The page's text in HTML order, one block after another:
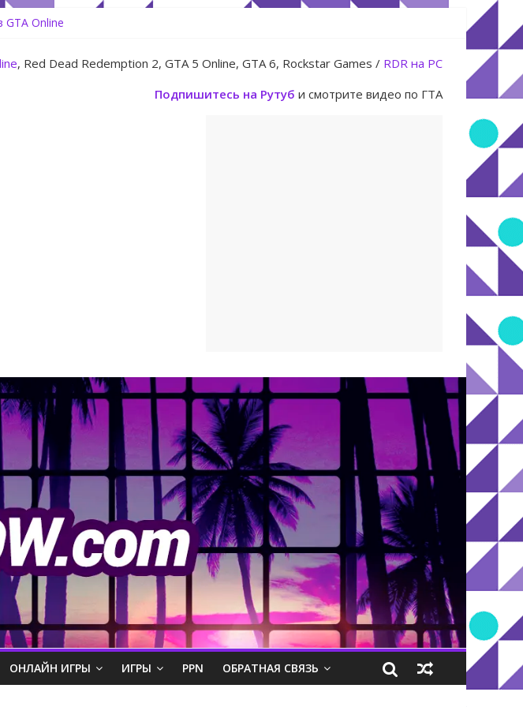
инструкция
Online
Art Collector с наградами
Center Heist
, Red Dead Redemption 2, GTA 5 Online, GTA 6, Rockstar Games / RDR на PC
Подпишитесь на Рутуб и смотрите видео по ГТА
ОНЛАЙН ИГРЫ ИГРЫ PPN ОБРАТНАЯ СВЯЗЬ